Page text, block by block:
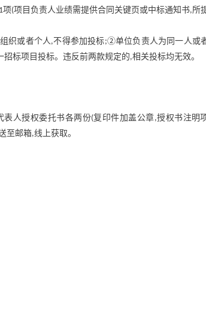
1项(项目负责人业绩需提供合同关键页或中标通知书,所
织或者个人 ,不得参加投标;②单位负责人为同一人或
标项目投标。违反前两款规定的,相关投标均无效。
表人授权委托书各两份(复印件加盖公章,授权书注明
至邮箱,线上获取。